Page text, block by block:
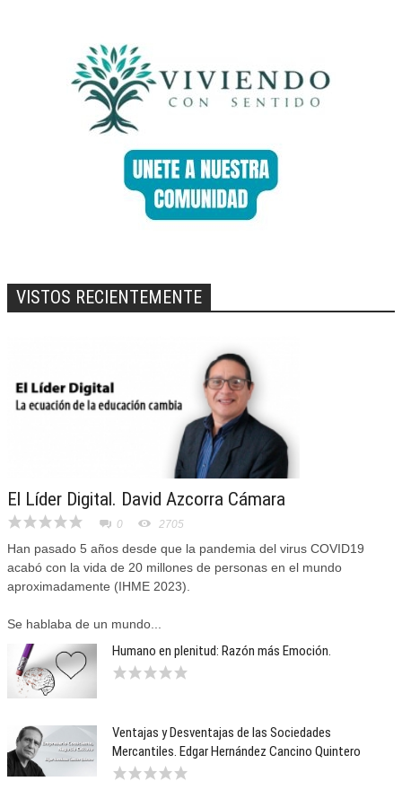
VISTOS RECIENTEMENTE
El Líder Digital. David Azcorra Cámara
0 2705
Han pasado 5 años desde que la pandemia del virus COVID19
acabó con la vida de 20 millones de personas en el mundo
aproximadamente (IHME 2023).
Se hablaba de un mundo...
Humano en plenitud: Razón más Emoción.
Ventajas y Desventajas de las Sociedades
Mercantiles. Edgar Hernández Cancino Quintero